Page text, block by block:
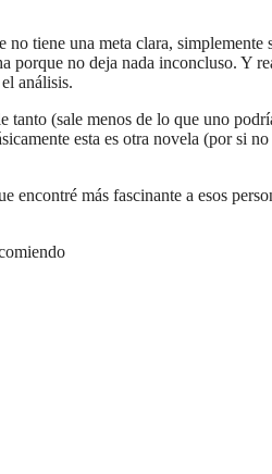
tiene una meta clara,
no deja nada inconcluso. Y
análisis.
(sale menos de lo que uno
esta es otra novela (por
más fascinante a esos